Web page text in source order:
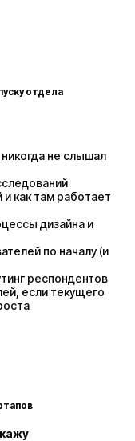
отдела
не слышал
и как там работает
дизайна и
по началу (и
респондентов
если текущего